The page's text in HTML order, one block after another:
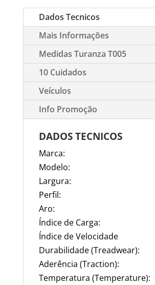
Dados Tecnicos
Mais Informações
Medidas Turanza T005
10 Cuidados
Veículos
Info Promoção
DADOS TECNICOS
Marca:
Modelo:
Largura:
Perfil:
Aro:
Índice de Carga:
Índice de Velocidade
Durabilidade (Treadwear):
Aderência (Traction):
Temperatura (Temperature):